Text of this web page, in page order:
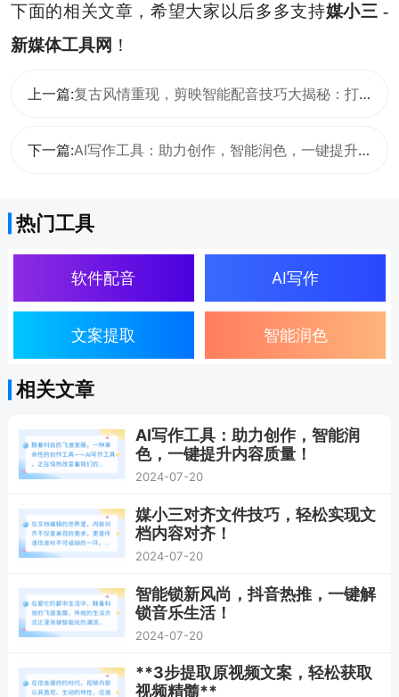
下面的相关文章，希望大家以后多多支持媒小三 -
新媒体工具网 ！
上一篇:复古风情重现，剪映智能配音技巧大揭秘：打造复古韵味音频新体验
下一篇:AI写作工具：助力创作，智能润色，一键提升内容质量！
热门工具
软件配音 AI写作
文案提取 智能润色
相关文章
AI写作工具：助力创作，智能润
色，一键提升内容质量！
2024-07-20
媒小三对齐文件技巧，轻松实现文
档内容对齐！
2024-07-20
智能锁新风尚，抖音热推，一键解
锁音乐生活！
2024-07-20
**3步提取原视频文案，轻松获取
视频精髓**